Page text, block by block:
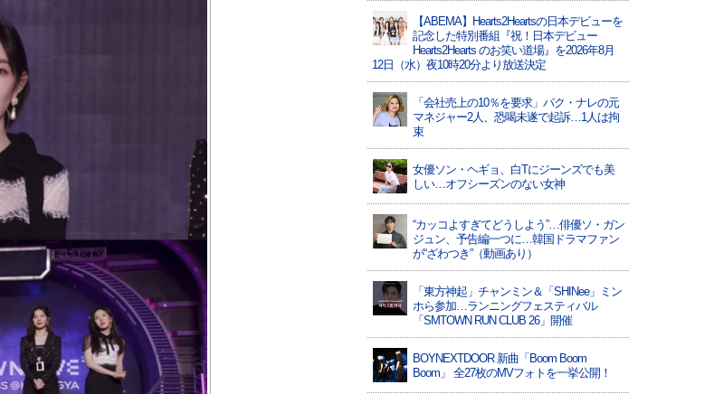
【ABEMA】Hearts2Heartsの日本デビューを
記念した特別番組『祝！日本デビュー
Hearts2Hearts のお笑い道場』を2026年8月
12日（水）夜10時20分より放送決定
「会社売上の10％を要求」パク・ナレの元
マネジャー2人、恐喝未遂で起訴…1人は拘
束
女優ソン・ヘギョ、白Tにジーンズでも美
しい…オフシーズンのない女神
“カッコよすぎてどうしよう”…俳優ソ・ガン
ジュン、予告編一つに…韓国ドラマファン
が“ざわつき”（動画あり）
「東方神起」チャンミン＆「SHINee」ミン
ホら参加…ランニングフェスティバル
「SMTOWN RUN CLUB 26」開催
BOYNEXTDOOR 新曲「Boom Boom
Boom」 全27枚のMVフォトを一挙公開！